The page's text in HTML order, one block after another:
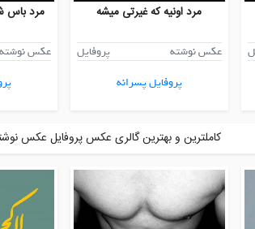
مرد اونیه که غیرتی میشه
عکس نوشته
پروفایل
پروفایل پسرانه
مرد باس
عکس نوشته
کاملترین و بهترین گالری عکس پروفایل عکس